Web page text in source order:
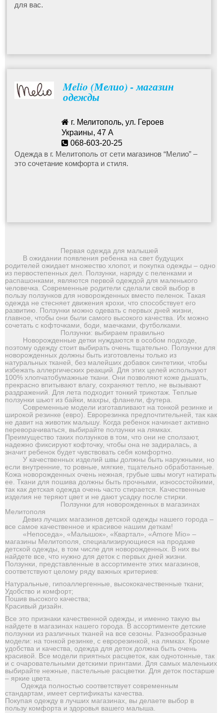
для вас.
Melio (Мелио) - магазин
одежды
г. Мелитополь, ул. Героев
Украины, 47 А
068-603-20-25
Одежда в г. Мелитополь от сети магазинов “Мелио” –
это сочетание комфорта и стиля.
Первая одежда для малышей
В ожидании появления ребенка на свет будущих
родителей ожидает множество хлопот, и покупка одежды – одно
из первостепенных дел. Ползунки, наряду с пеленками и
распашонками, являются первой одеждой для маленького
человечка. Современные родители сделали свой выбор в
пользу ползунков для новорожденных вместо пеленок. Такая
одежда не стесняет движения крохи, что способствует его
развитию. Ползунки можно одевать с первых дней жизни,
главное, чтобы они были самого высокого качества. Их можно
сочетать с кофточками, боди, маечками, футболками.
Ползунки: выбираем правильно
Новорожденные детки нуждаются в особом подходе,
поэтому одежду стоит выбирать очень тщательно. Ползунки для
новорожденных должны быть изготовлены только из
натуральных тканей, без малейших добавок синтетики, чтобы
избежать аллергических реакций. Для этих целей используют
100% хлопчатобумажные ткани. Они позволяют коже дышать,
прекрасно впитывают влагу, сохраняют тепло, не вызывают
раздражений. Для лета подходит тонкий трикотаж. Теплые
ползунки шьют из байки, махры, фланели, футера.
Современные модели изготавливают на тонкой резинке и
широкой резинке (евро). Еврорезинка предпочтительней, так как
не давит на животик малышу. Когда ребенок начинает активно
переворачиваться, выбирайте ползунки на лямках.
Преимущество таких ползунков в том, что они не сползают,
надежно фиксируют кофточку, чтобы она не задиралась, а
значит ребенок будет чувствовать себя комфортно.
У качественных изделий швы должны быть наружными, но
если внутренние, то ровные, мягкие, тщательно обработанные.
Кожа новорожденных очень нежная, грубые швы могут натирать
ее. Ткани для пошива должны быть прочными, износостойкими,
так как детская одежда очень часто стирается. Качественные
изделия не теряют цвет и не дают усадку после стирки.
Ползунки для новорожденных в магазинах
Мелитополя
Девиз лучших магазинов детской одежды нашего города –
все самое качественное и красивое нашим деткам!
«Непоседа», «Малышок», «Квартал», «Amore Mio» –
магазины Мелитополя, специализирующиеся на продаже
детской одежды, в том числе для новорожденных. В них вы
найдете все, что нужно для деток с первых дней жизни.
Ползунки, представленные в ассортименте этих магазинов,
соответствуют целому ряду важных критериев:
Натуральные, гипоаллергенные, высококачественные ткани;
Удобство и комфорт;
Пошив высокого качества;
Красивый дизайн.
Все это признаки качественной одежды, и именно такую вы
найдете в магазинах нашего города. В ассортименте детские
ползунки из различных тканей на все сезоны. Разнообразные
модели: на тонкой резинке, с еврорезинкой, на лямках. Кроме
удобства и качества, одежда для деток должна быть очень
красивой. Все модели приятных расцветок, как однотонные, так
и с очаровательными детскими принтами. Для самых маленьких
выбирайте нежные, пастельные расцветки. Для деток постарше
– яркие цвета.
Одежда полностью соответствует современным
стандартам, имеет сертификаты качества.
Покупая одежду в лучших магазинах, вы делаете выбор в
пользу комфорта и здоровья вашего малыша.